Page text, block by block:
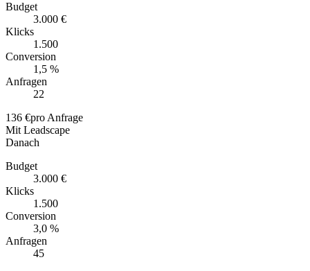
Budget
3.000 €
Klicks
1.500
Conversion
1,5 %
Anfragen
22
136 €pro Anfrage
Mit Leadscape
Danach
Budget
3.000 €
Klicks
1.500
Conversion
3,0 %
Anfragen
45